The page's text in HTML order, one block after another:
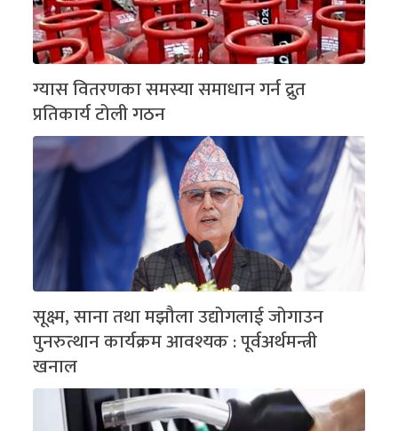
ग्यास वितरणका समस्या समाधान गर्न द्रुत
प्रतिकार्य टोली गठन
सूक्ष्म, साना तथा मझौला उद्योगलाई जोगाउन
पुनरुत्थान कार्यक्रम आवश्यक : पूर्वअर्थमन्त्री
खनाल